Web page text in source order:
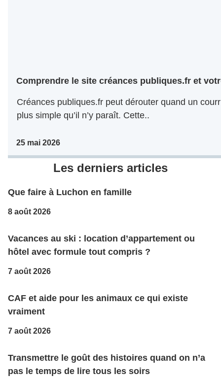
Comprendre le site créances publiques.fr et
Créances publiques.fr peut dérouter quand un
plus simple qu’il n’y paraît. Cette..
25 mai 2026
Les derniers articles
Que faire à Luchon en famille
8 août 2026
Vacances au ski : location d’appartement ou
hôtel avec formule tout compris ?
7 août 2026
CAF et aide pour les animaux ce qui existe
vraiment
7 août 2026
Transmettre le goût des histoires quand on n’a
pas le temps de lire tous les soirs